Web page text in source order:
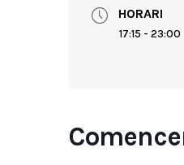
HORARI
17:15 - 23:00